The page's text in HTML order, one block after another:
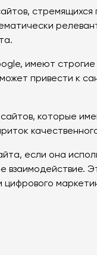
стремящихся
имеют
привести к
которые
если она
взаимодействие.